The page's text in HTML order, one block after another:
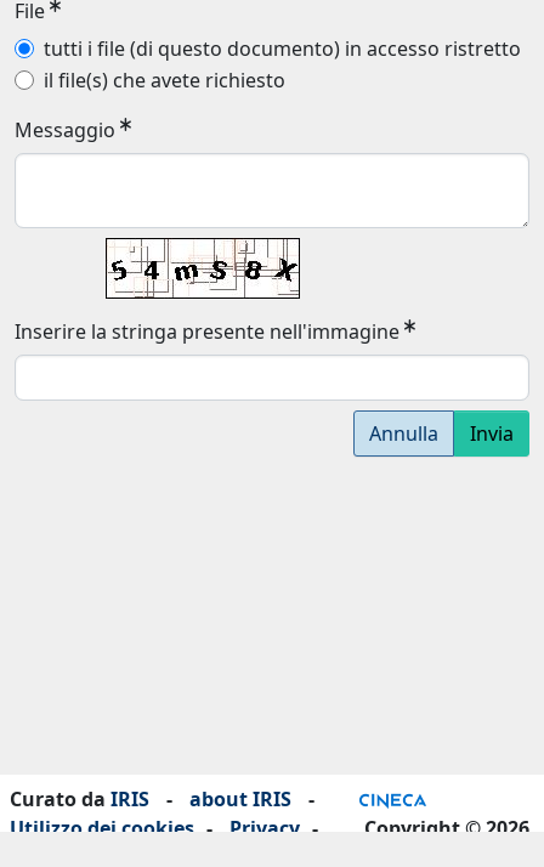
File
tutti i file (di questo documento) in accesso ristretto
il file(s) che avete richiesto
Messaggio
Inserire la stringa presente nell'immagine
Annulla Invia
Curato da IRIS - about IRIS
-
Utilizzo dei cookies - Privacy -
Copyright © 2026